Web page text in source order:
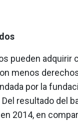
pueden
menos
por la
resultado del
2014, en